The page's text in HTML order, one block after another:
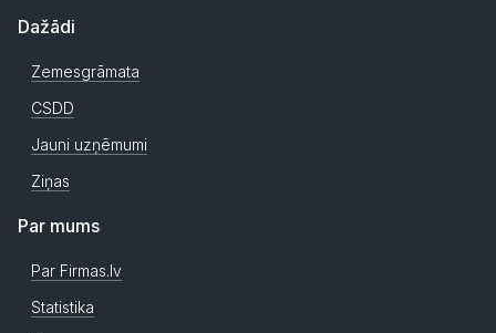
Dažādi
Zemesgrāmata
CSDD
Jauni uzņēmumi
Ziņas
Par mums
Par Firmas.lv
Statistika